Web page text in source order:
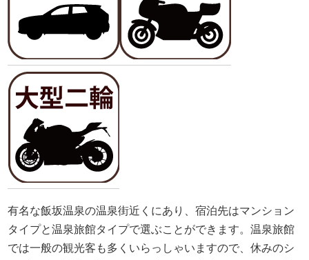
有名な飯坂温泉の温泉街近くにあり、宿泊先はマンション
タイプと温泉旅館タイプで選ぶことができます。温泉旅館
では一般の観光客も多くいらっしゃいますので、休みのシ